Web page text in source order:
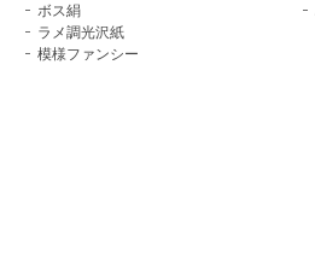
ボス絹
ラメ調光沢紙
模様ファンシー